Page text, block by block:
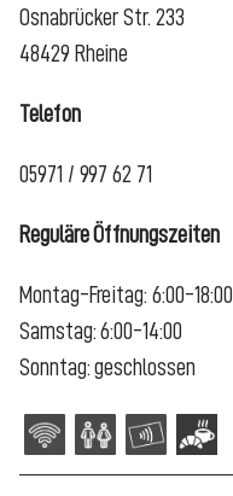
Osnabrücker Str. 233
48429 Rheine
Telefon
05971 / 997 62 71
Reguläre Öffnungszeiten
Montag-Freitag: 6:00-18:00
Samstag: 6:00-14:00
Sonntag: geschlossen